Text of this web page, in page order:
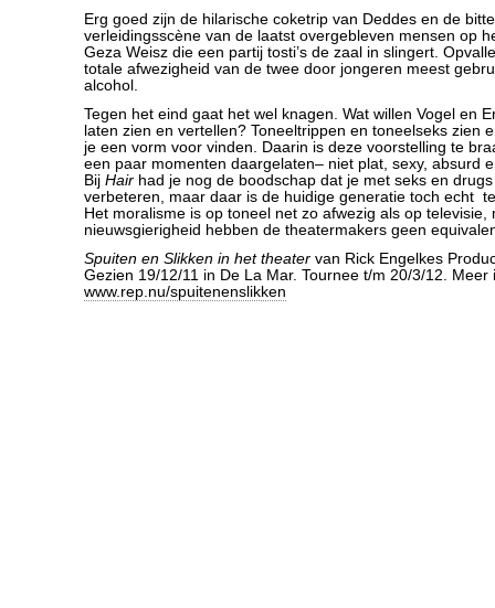
Erg goed zijn de hilarische coketrip van Deddes en de
verleidingsscène van de laatst overgebleven mensen op
Geza Weisz die een partij tosti’s de zaal in slingert.
totale afwezigheid van de twee door jongeren meest
alcohol.
Tegen het eind gaat het wel knagen. Wat willen Vogel en
laten zien en vertellen? Toneeltrippen en toneelseks zien
je een vorm voor vinden. Daarin is deze voorstelling te
een paar momenten daargelaten– niet plat, sexy, absurd
Bij Hair had je nog de boodschap dat je met seks en
verbeteren, maar daar is de huidige generatie toch echt
Het moralisme is op toneel net zo afwezig als op televisie,
nieuwsgierigheid hebben de theatermakers geen
Spuiten en Slikken in het theater van Rick Engelkes
Gezien 19/12/11 in De La Mar. Tournee t/m 20/3/12. Meer
www.rep.nu/spuitenenslikken